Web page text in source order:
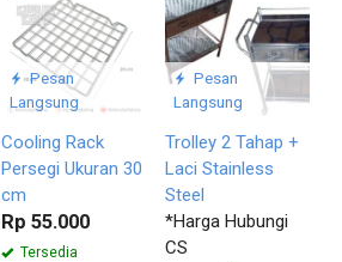
Pesan
Langsung
Cooling Rack
Persegi Ukuran 30
cm
Rp 55.000
Tersedia
Pesan
Langsung
Trolley 2 Tahap +
Laci Stainless
Steel
*Harga Hubungi
CS